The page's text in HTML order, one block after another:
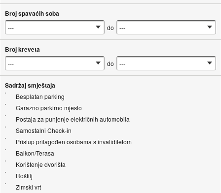
Broj spavaćih soba
do
Broj kreveta
do
Sadržaj smještaja
Besplatan parking
Garažno parkirno mjesto
Postaja za punjenje električnih automobila
Samostalni Check-in
Pristup prilagođen osobama s invaliditetom
Balkon/Terasa
Korištenje dvorišta
Roštilj
Zimski vrt